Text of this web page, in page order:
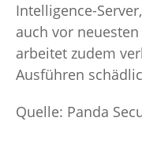
Intelligence-
auch vor
arbeitet zudem
Ausführen
Quelle: Panda